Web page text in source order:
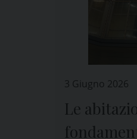
3 Giugno 2026
Le